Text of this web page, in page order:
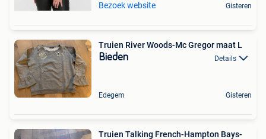
Bezoek website Gisteren
Truien River Woods-Mc Gregor maat L
Bieden Details
Edegem Gisteren
Truien Talking French-Hampton Bays-